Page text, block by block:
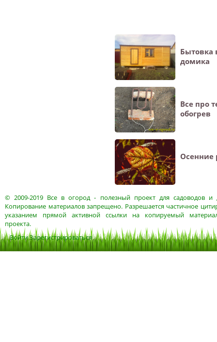
Бытовка
домика
Все про
обогрев
Осенние
© 2009-2019 Все в огород- полезный проект для садоводов и
Копирование материалов запрещено. Разрешается частичное
указанием прямой активной ссылки на копируемый
проекта.
ВойтиЗарегистрироваться